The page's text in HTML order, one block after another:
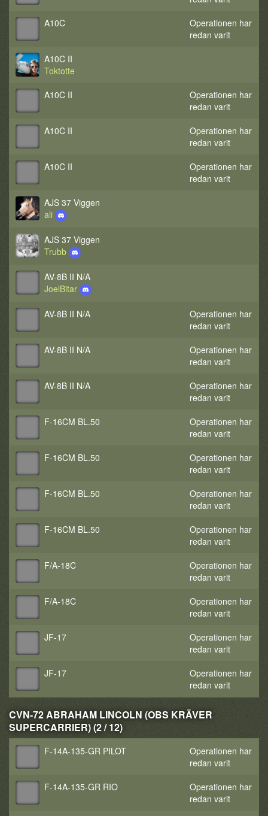
A10C
Operationen har
redan varit
A10C II
Toktotte
A10C II
Operationen har
redan varit
A10C II
Operationen har
redan varit
A10C II
Operationen har
redan varit
AJS 37 Viggen
ali
AJS 37 Viggen
Trubb
AV-8B II N/A
JoelBitar
AV-8B II N/A
Operationen har
redan varit
AV-8B II N/A
Operationen har
redan varit
AV-8B II N/A
Operationen har
redan varit
F-16CM BL.50
Operationen har
redan varit
F-16CM BL.50
Operationen har
redan varit
F-16CM BL.50
Operationen har
redan varit
F-16CM BL.50
Operationen har
redan varit
F/A-18C
Operationen har
redan varit
F/A-18C
Operationen har
redan varit
JF-17
Operationen har
redan varit
JF-17
Operationen har
redan varit
CVN-72 ABRAHAM LINCOLN (OBS KRÄVER
SUPERCARRIER) (2 / 12)
F-14A-135-GR PILOT
Operationen har
redan varit
F-14A-135-GR RIO
Operationen har
redan varit